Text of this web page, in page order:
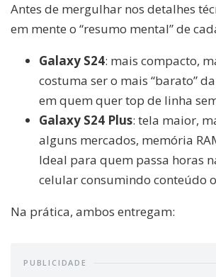
Antes de mergulhar nos detalhes
em mente o “resumo mental” de
Galaxy S24: mais compacto,
costuma ser o mais “barato”
em quem quer top de linha
Galaxy S24 Plus: tela maior,
alguns mercados, memória
Ideal para quem passa horas
celular consumindo conteúdo
Na prática, ambos entregam:
PUBLICIDADE